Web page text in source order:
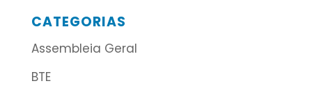
CATEGORIAS
Assembleia Geral
BTE